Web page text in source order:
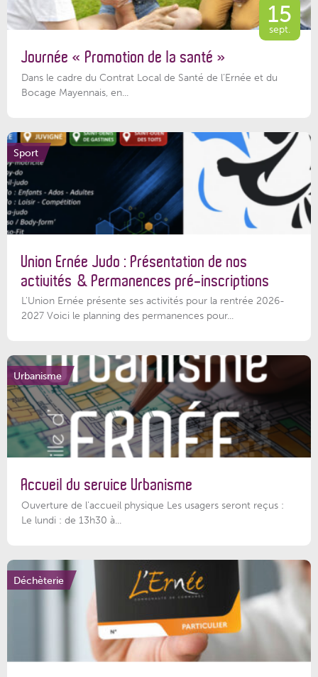
15
sept.
Journée « Promotion de la santé »
Dans le cadre du Contrat Local de Santé de l’Ernée et du
Bocage Mayennais, en...
Sport
Union Ernée Judo : Présentation de nos
activités & Permanences pré-inscriptions
L'Union Ernée présente ses activités pour la rentrée 2026-
2027 Voici le planning des permanences pour...
Urbanisme
Accueil du service Urbanisme
Ouverture de l'accueil physique Les usagers seront reçus :
Le lundi : de 13h30 à...
Déchèterie